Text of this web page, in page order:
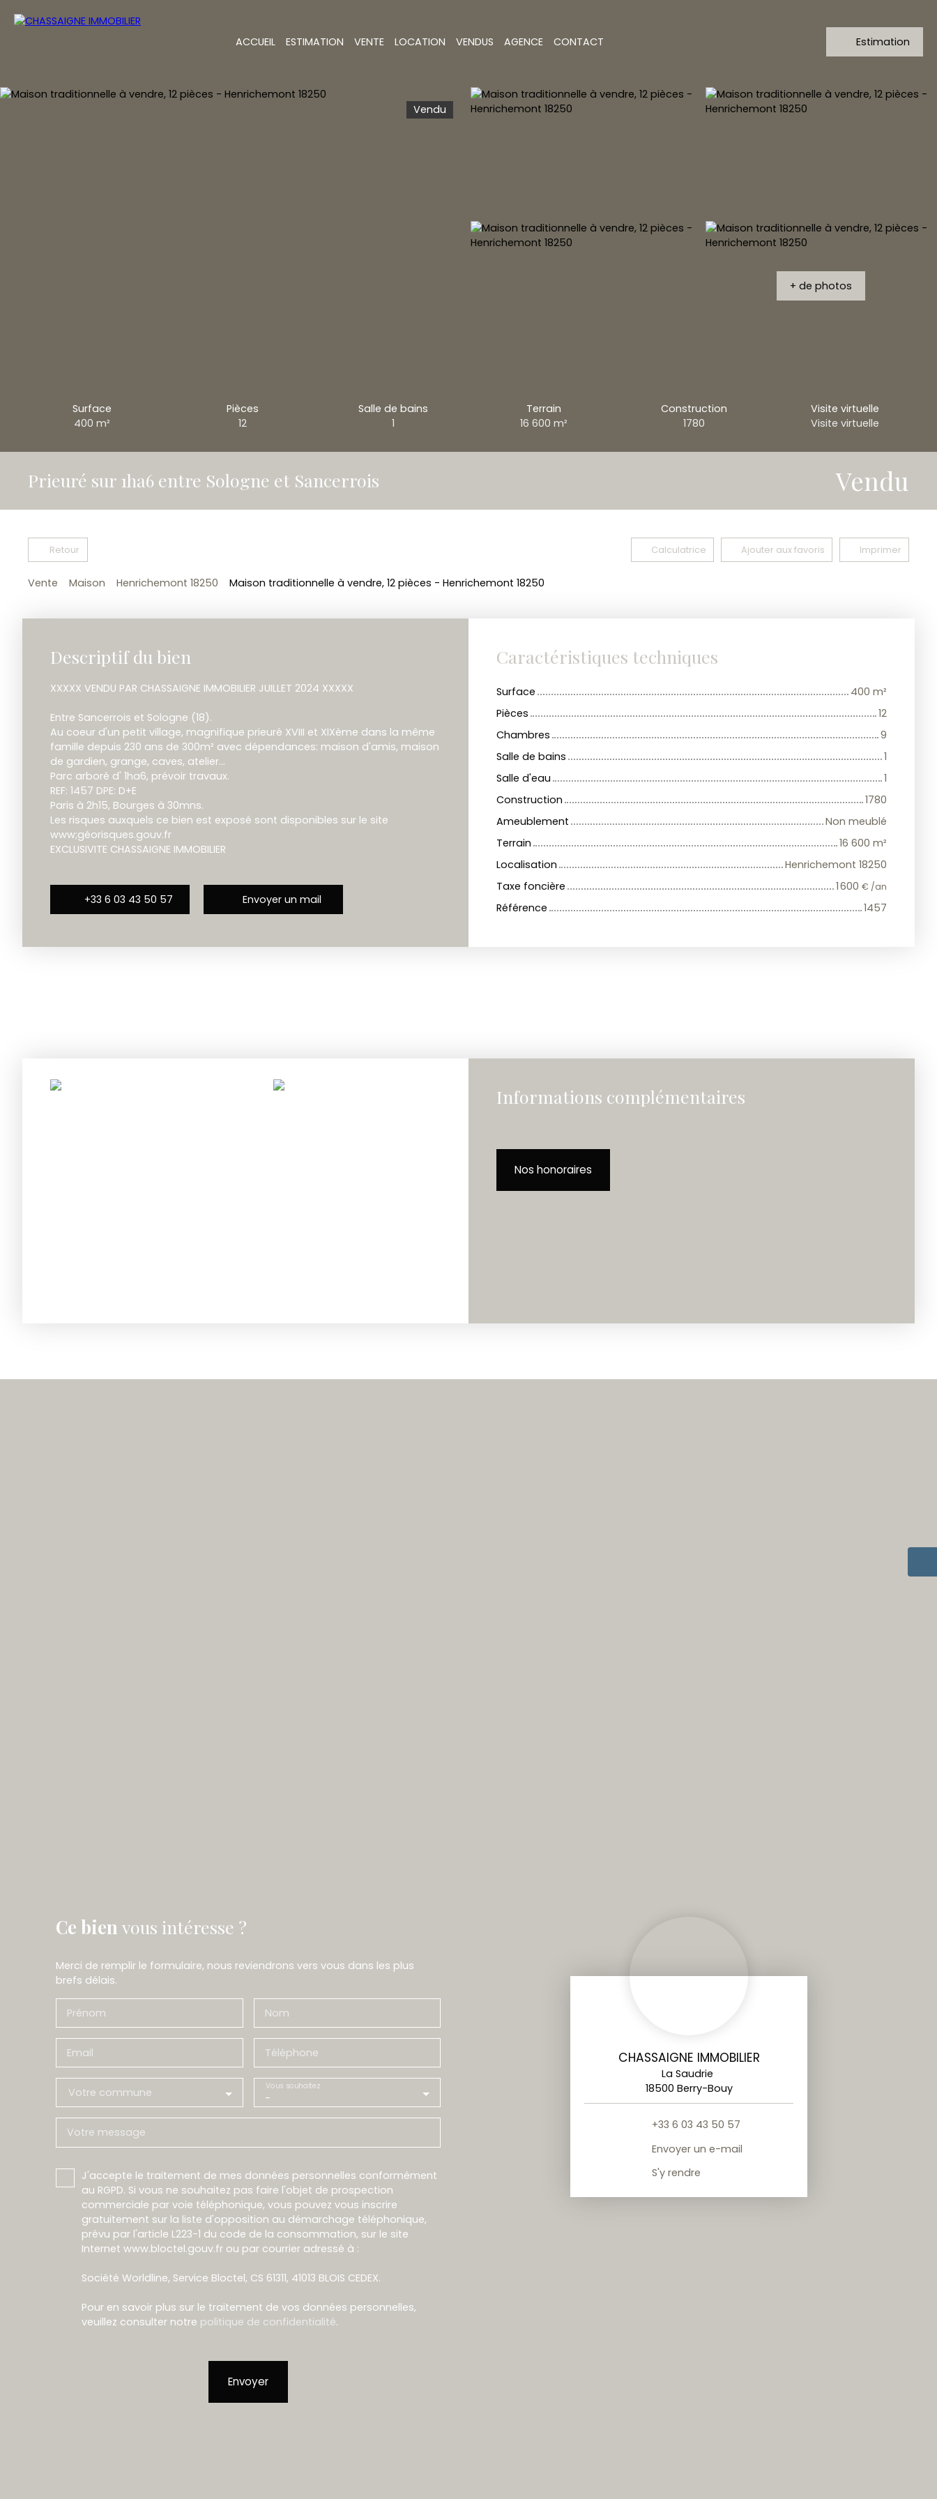
ACCUEIL ESTIMATION VENTE LOCATION VENDUS AGENCE CONTACT Estimation
Vendu
+ de photos
Surface
400m²
Pièces
12
Salle de bains
1
Terrain
16 600 m²
Construction
1780
Visite virtuelle
Visite virtuelle
Prieuré sur 1ha6 entre Sologne et Sancerrois Vendu
Retour Calculatrice Ajouter aux favoris Imprimer
Vente Maison Henrichemont 18250 Maison traditionnelle à vendre, 12 pièces - Henrichemont 18250
Descriptif du bien
XXXXX VENDU PAR CHASSAIGNE IMMOBILIER JUILLET 2024 XXXXX
Entre Sancerrois et Sologne (18).
Au coeur d'un petit village, magnifique prieuré XVIII et XIXème dans la même
famille depuis 230 ans de 300m² avec dépendances: maison d'amis, maison
de gardien, grange, caves, atelier...
Parc arboré d' 1ha6, prévoir travaux.
REF: 1457 DPE: D+E
Paris à 2h15, Bourges à 30mns.
Les risques auxquels ce bien est exposé sont disponibles sur le site
www;géorisques.gouv.fr
EXCLUSIVITE CHASSAIGNE IMMOBILIER
+33 6 03 43 50 57 Envoyer un mail
Caractéristiques techniques
Surface 400 m²
Pièces
12
Chambres
9
Salle de bains
1
Salle d'eau
1
Construction
1780
Ameublement
Non meublé
Terrain
16 600 m²
Localisation
Henrichemont 18250
Taxe foncière
1 600 € /an
Référence 1457
Informations complémentaires
Nos honoraires
Ce bien vous intéresse ?
Merci de remplir le formulaire, nous reviendrons vers vous dans les plus
brefs délais.
Prénom Nom
Email Téléphone
Votre commune -
Vous souhaitez
Votre message
J'accepte le traitement de mes données personnelles conformément
au RGPD. Si vous ne souhaitez pas faire l'objet de prospection
commerciale par voie téléphonique, vous pouvez vous inscrire
gratuitement sur la liste d'opposition au démarchage téléphonique,
prévu par l'article L223-1 du code de la consommation, sur le site
Internet www.bloctel.gouv.fr ou par courrier adressé à :
Société Worldline, Service Bloctel, CS 61311, 41013 BLOIS CEDEX.
Pour en savoir plus sur le traitement de vos données personnelles,
veuillez consulter notre politique de confidentialité.
Envoyer
CHASSAIGNE IMMOBILIER
La Saudrie
18500 Berry-Bouy
+33 6 03 43 50 57
Envoyer un e-mail
S'y rendre